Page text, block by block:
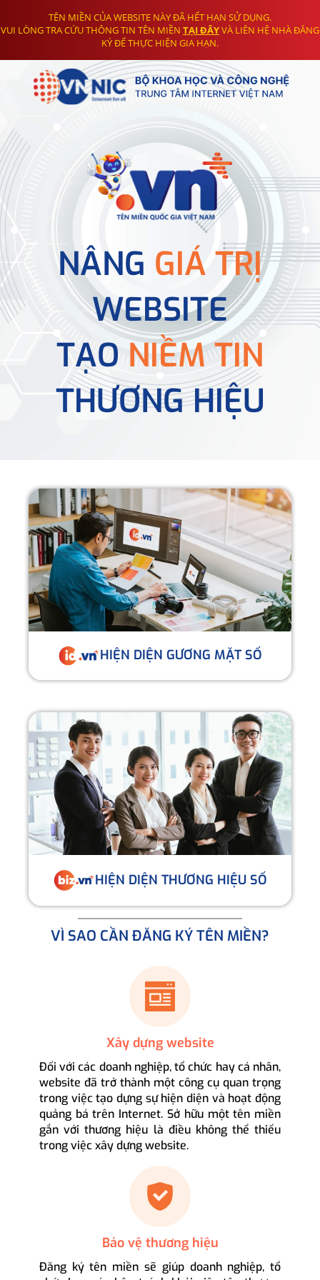
TÊN MIỀN CỦA WEBSITE NÀY ĐÃ HẾT HẠN SỬ DỤNG.
VUI LÒNG TRA CỨU THÔNG TIN TÊN MIỀN TẠI ĐÂYVÀ LIÊN HỆ NHÀ ĐĂNG
KÝ ĐỂ THỰC HIỆN GIA HẠN.
NÂNG GIÁ TRỊ
WEBSITE
TẠONIỀM TIN
THƯƠNG HIỆU
HIỆN DIỆN GƯƠNG MẶT SỐ
HIỆN DIỆN THƯƠNG HIỆU SỐ
VÌ SAO CẦN ĐĂNG KÝ TÊN MIỀN?
Xây dựng website
Đối với các doanh nghiệp, tổ chức hay cá nhân,
website đã trở thành một công cụ quan trọng
trong việc tạo dựng sự hiện diện và hoạt động
quảng bá trên Internet. Sở hữu một tên miền
gắn với thương hiệu là điều không thể thiếu
trong việc xây dựng website.
Bảo vệ thương hiệu
Đăng ký tên miền sẽ giúp doanh nghiệp, tổ